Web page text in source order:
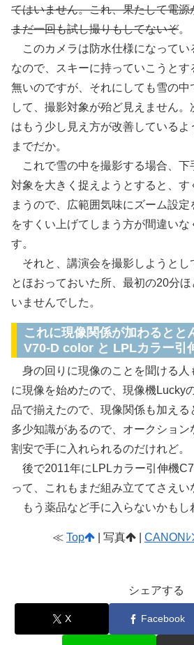
てはいません。これ、果たして電
まだ一回も試し撮りもしてないぞ。
このカメラは防水仕様になってい
なので、スキーに持っていこうと
無いのですが、それにしても雪の
して、撮影対象が殆ど見えません
はもう少し見え方が改善しているよ
までだか。
これで雪の中を撮影する場合、下
対象を大きく捉えようとすると、す
まうので、広範囲気味にズーム設
をすくい上げてしまう方が間違い
す。
それと、講演会を撮影しようとし
とほおっておいた所、最初の20分
いませんでした。
これに現像関係が加わると
V70-D color と LPLカラー引
身の回りに現像のことを聞ける人
に現像を始めたので、現像機Lucky
品で揃えたので、現像関係も加える
多少知識があるので、オークション
割安で手に入れられるのだけれど。
後で2011年にLPLカラー引伸機
って、これもまだ組み立ててさえい
もう薬品など手に入らないかもし
≪ Top | 写真 CANONﾚ
シェアする
X Facebook